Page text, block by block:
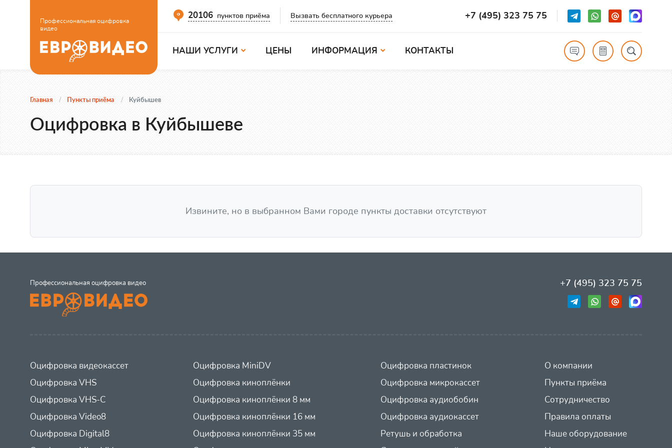
Профессиональная оцифровка
видео
20106 пунктов приёма Вызвать бесплатного курьера +7 (495) 323 75 75
НАШИ УСЛУГИ ЦЕНЫ ИНФОРМАЦИЯ КОНТАКТЫ
Главная Пункты приёма Куйбышев
Оцифровка в Куйбышеве
Извините, но в выбранном Вами городе пункты доставки отсутствуют
Профессиональная оцифровка видео +7 (495) 323 75 75
Оцифровка видеокассет
Оцифровка VHS
Оцифровка VHS-C
Оцифровка Video8
Оцифровка Digital8
Оцифровка MiniDV
Оцифровка киноплёнки
Оцифровка киноплёнки 8 мм
Оцифровка киноплёнки 16 мм
Оцифровка киноплёнки 35 мм
Оцифровка пластинок
Оцифровка микрокассет
Оцифровка аудиобобин
Оцифровка аудиокассет
Ретушь и обработка
О компании
Пункты приёма
Сотрудничество
Правила оплаты
Наше оборудование